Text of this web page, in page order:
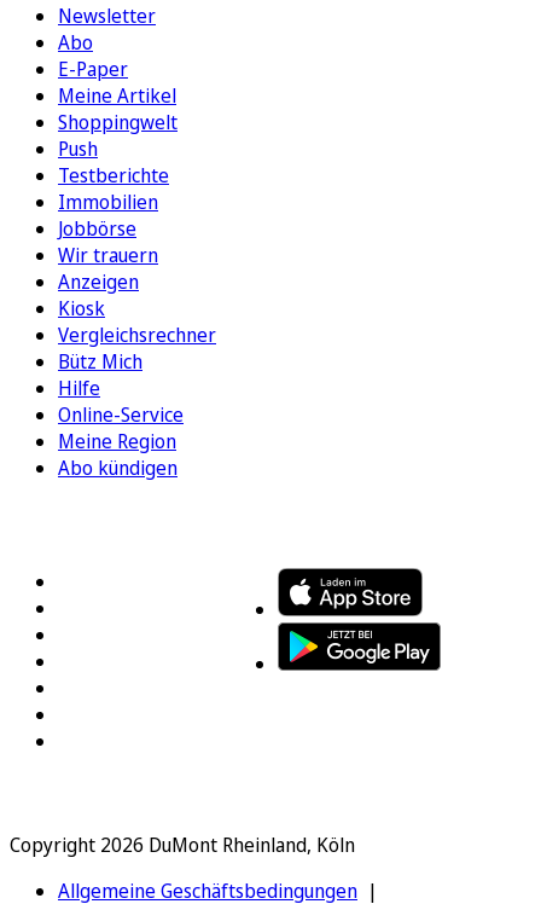
Newsletter
Abo
E-Paper
Meine Artikel
Shoppingwelt
Push
Testberichte
Immobilien
Jobbörse
Wir trauern
Anzeigen
Kiosk
Vergleichsrechner
Bütz Mich
Hilfe
Online-Service
Meine Region
Abo kündigen
Copyright 2026 DuMont Rheinland, Köln
Allgemeine Geschäftsbedingungen